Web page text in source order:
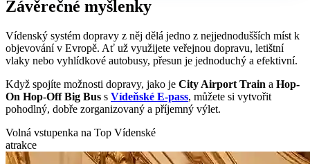
Závěrečné myšlenky
Vídenský systém dopravy z něj dělá jedno z nejjednodušších míst k
objevování v Evropě. Ať už využijete veřejnou dopravu, letištní
vlaky nebo vyhlídkové autobusy, přesun je jednoduchý a efektivní.
Když spojíte možnosti dopravy, jako je City Airport Train a Hop-
On Hop-Off Big Bus s Vídeňské E-pass, můžete si vytvořit
pohodlný, dobře zorganizovaný a příjemný výlet.
Volná vstupenka na Top Vídenské
atrakce